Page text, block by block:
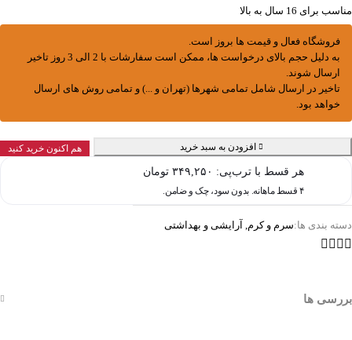
مناسب برای 16 سال به بالا
فروشگاه فعال و قیمت ها بروز است.
به دلیل حجم بالای درخواست ها، ممکن است سفارشات با 2 الی 3 روز تاخیر
ارسال شوند.
تاخیر در ارسال شامل تمامی شهرها (تهران و ...) و تمامی روش های ارسال
خواهد بود.
افزودن به سبد خرید هم اکنون خرید کنید
هر قسط با ترب‌پی: ۳۴۹,۲۵۰ تومان
۴ قسط ماهانه. بدون سود، چک و ضامن.
دسته بندی ها:سرم و کرم, آرایشی و بهداشتی
بررسی ها